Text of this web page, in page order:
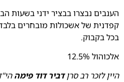
הענבים נבצרו בבציר ידני בשעות
קפדנית של אשכולות מובחרים
בכל בקבוק.
אלכוהול 12.5%
היין לזכר רב סרןדביר דוד פימה